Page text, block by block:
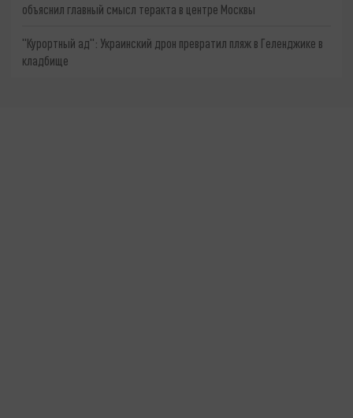
объяснил главный смысл теракта в центре Москвы
"Курортный ад": Украинский дрон превратил пляж в Геленджике в
кладбище